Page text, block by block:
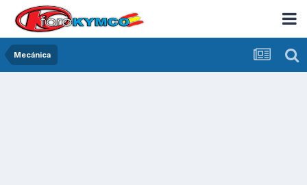
Mecánica